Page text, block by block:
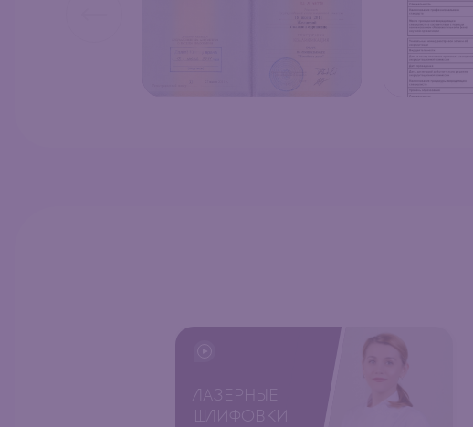
ЛАЗЕРНЫЕ
ШЛИФОВКИ